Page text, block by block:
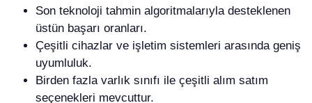
Son teknoloji tahmin algoritmalarıyla desteklenen
üstün başarı oranları.
Çeşitli cihazlar ve işletim sistemleri arasında geniş
uyumluluk.
Birden fazla varlık sınıfı ile çeşitli alım satım
seçenekleri mevcuttur.